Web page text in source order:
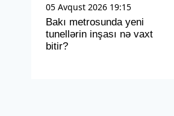
05 Avqust 2026 19:15
Bakı metrosunda yeni
tunellərin inşası nə vaxt
bitir?